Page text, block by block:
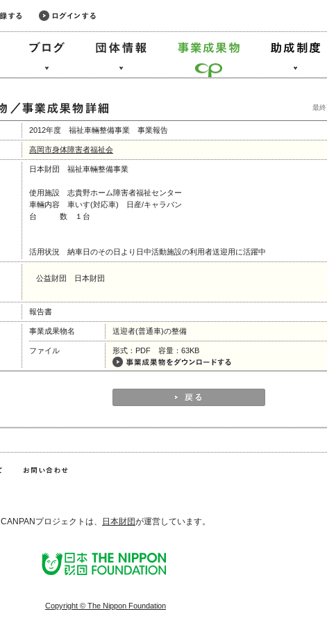
最
2012年度 福祉車輛整備事業 事業報告
高岡市身体障害者福祉会
日本財団 福祉車輛整備事業
使用施設 志貴野ホーム障害者福祉センター
車輛内容 車いす(対応車) 日産/キャラバン
台 数 １台
活用状況 納車日のその日より日中活動施設の利用者送迎用に活躍中
公益財団 日本財団
報告書
事業成果物名 送迎者(普通車)の整備
ファイル 形式：PDF 容量：63KB
CANPANプロジェクトは、 日本財団が運営しています。
Copyright © The Nippon Foundation